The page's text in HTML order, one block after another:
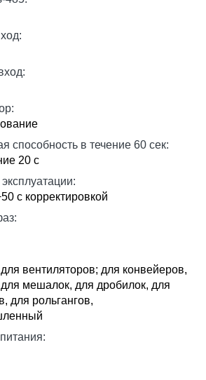
способность в течение 60 сек:
20 с
с корректировкой
вентиляторов; для конвейеров,
мешалок, для дробилок, для
для рольгангов,